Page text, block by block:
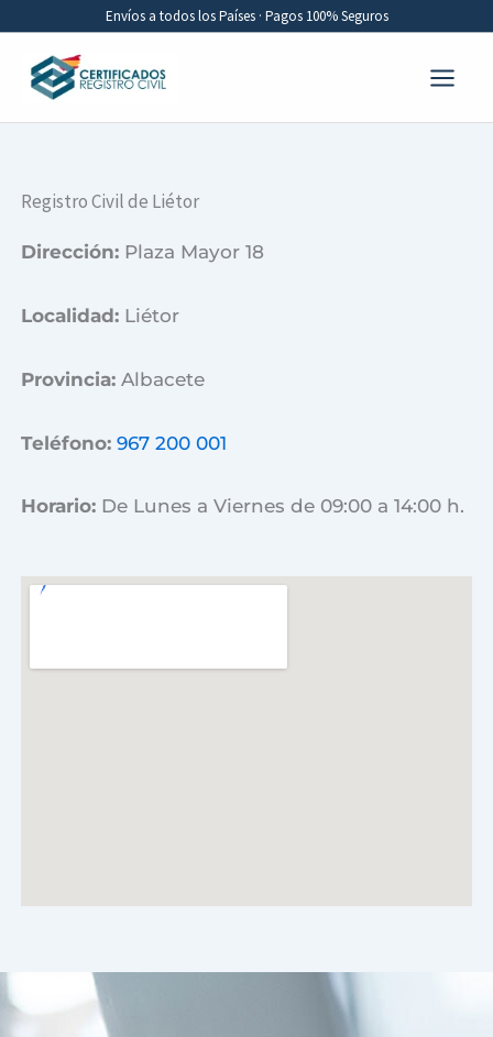
contenido
Envíos a todos los Países · Pagos 100% Seguros
Registro Civil de Liétor
Dirección: Plaza Mayor 18
Localidad: Liétor
Provincia:Albacete
Teléfono: 967 200 001
Horario: De Lunes a Viernes de 09:00 a 14:00 h.